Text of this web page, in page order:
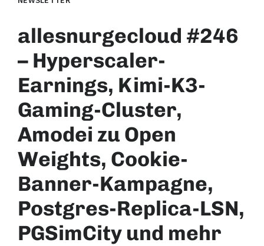
allesnurgecloud #246
– Hyperscaler-
Earnings, Kimi-K3-
Gaming-Cluster,
Amodei zu Open
Weights, Cookie-
Banner-Kampagne,
Postgres-Replica-LSN,
PGSimCity und mehr